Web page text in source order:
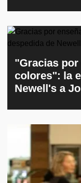
"Gracias por
colores": la
Newell's a